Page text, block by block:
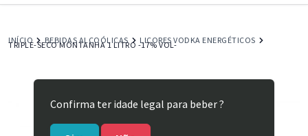
INÍCIO BEBIDAS ALCOÓLICAS LICORES VODKA ENERGÉTICOS
TRIPLE-SECO MONTANHA 1 LITRO -17% VOL-
Confirma ter idade legal para beber ?